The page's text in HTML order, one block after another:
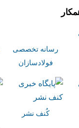
رسانه تخصصی
فولادسازان
کُنف نشر